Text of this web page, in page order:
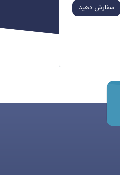
سفارش دهید